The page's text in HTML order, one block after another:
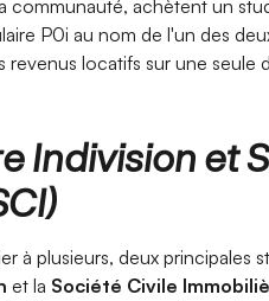
communauté, achètent un
P0i au nom de l'un des
locatifs sur une seule
Indivision et
à plusieurs, deux principales
et la Société Civile